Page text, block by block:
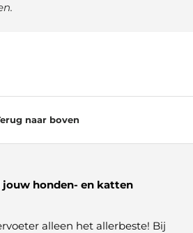
naar boven
jouw honden- en katten
alleen het allerbeste! Bij